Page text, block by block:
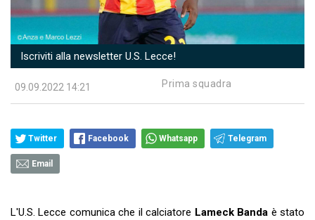
Iscriviti alla newsletter U.S. Lecce!
09.09.2022 14:21 Prima squadra
Twitter Facebook Whatsapp Telegram
Email
L'U.S. Lecce comunica che il calciatore Lameck Banda è stato